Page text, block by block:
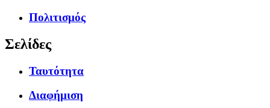
Πολιτισμός
Σελίδες
Ταυτότητα
Διαφήμιση